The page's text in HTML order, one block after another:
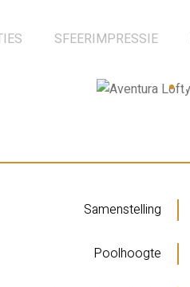
SFEERIMPRESSIE
Samenstelling
Poolhoogte